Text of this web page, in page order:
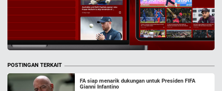
POSTINGAN TERKAIT
FA siap menarik dukungan untuk Presiden FIFA
Gianni Infantino